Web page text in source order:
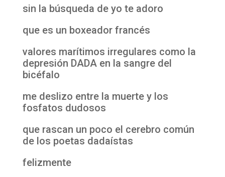
sin la búsqueda de yo te adoro
que es un boxeador francés
valores marítimos irregulares como la
depresión DADA en la sangre del
bicéfalo
me deslizo entre la muerte y los
fosfatos dudosos
que rascan un poco el cerebro común
de los poetas dadaístas
felizmente